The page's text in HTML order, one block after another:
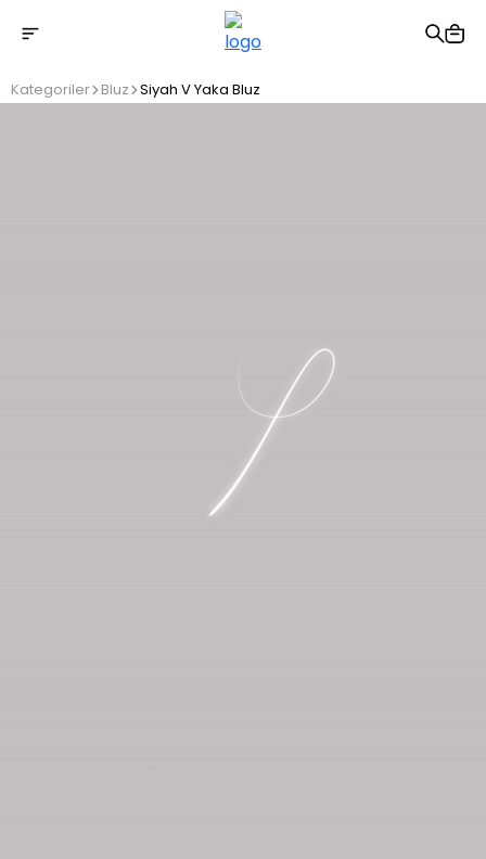
2500 TL üzeri ücretsiz kargo
Kategoriler Bluz Siyah V Yaka Bluz